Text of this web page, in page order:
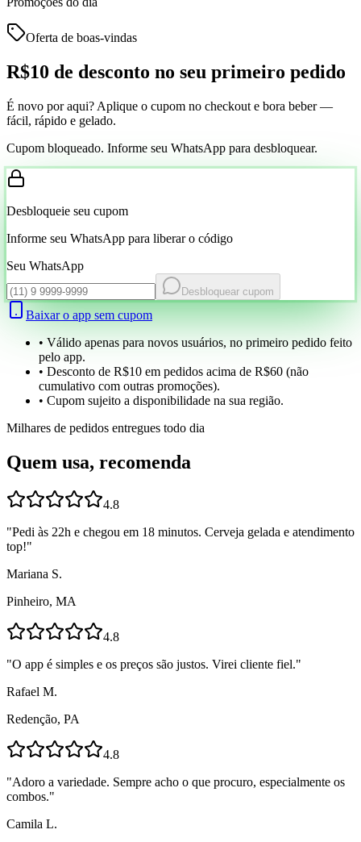
Oferta de boas-vindas
R$10 de desconto no seu primeiro pedido
É novo por aqui? Aplique o cupom no checkout e bora beber —
fácil, rápido e gelado.
Cupom bloqueado. Informe seu WhatsApp para desbloquear.
Desbloqueie seu cupom
Informe seu WhatsApp para liberar o código
Seu WhatsApp
Desbloquear cupom
Baixar o app sem cupom
• Válido apenas para novos usuários, no primeiro pedido feito
pelo app.
• Desconto de R$10 em pedidos acima de R$60 (não
cumulativo com outras promoções).
• Cupom sujeito a disponibilidade na sua região.
Milhares de pedidos entregues todo dia
Quem usa, recomenda
4.8
"Pedi às 22h e chegou em 18 minutos. Cerveja gelada e atendimento
top!"
Mariana S.
Pinheiro, MA
4.8
"O app é simples e os preços são justos. Virei cliente fiel."
Rafael M.
Redenção, PA
4.8
"Adoro a variedade. Sempre acho o que procuro, especialmente os
combos."
Camila L.